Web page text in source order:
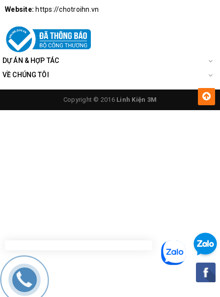
Website: https://chotroihn.vn
DỰ ÁN & HỢP TÁC
VỀ CHÚNG TÔI
Copyright © 2016 Linh Kiện 3M